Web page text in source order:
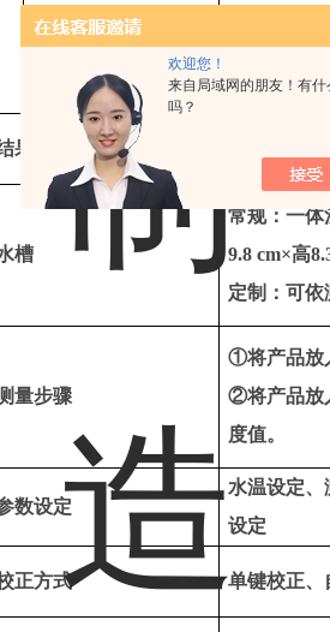
欢迎您！
来自局域网的朋友！有
吗？
测量平台
果显示
槽
常规：一体
9.8 cm×高
定制：可
量步骤
①将产品放
②将产品放
度值。
数设定
水温设定
设定
正方式 单键校正、